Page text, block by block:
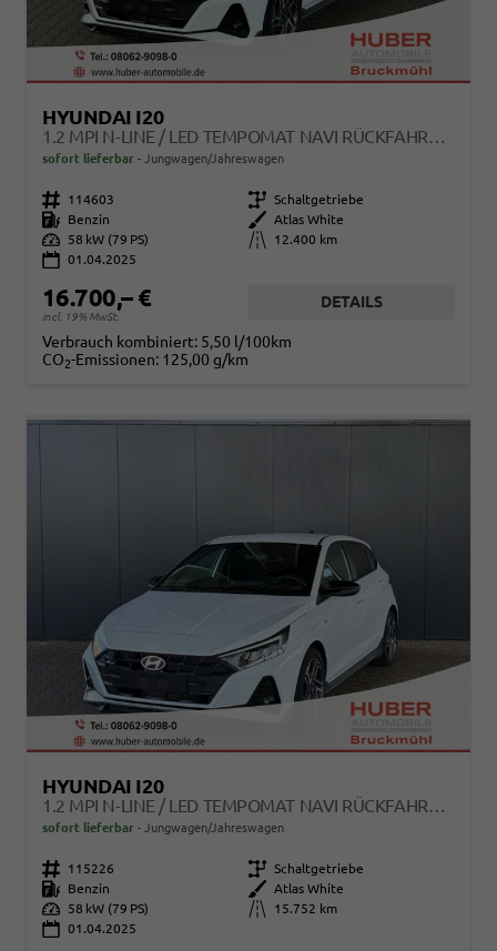
HYUNDAI I20
1.2 MPI N-LINE / LED TEMPOMAT NAVI RÜCKFAHRKAMERA ALU 17"
sofort lieferbar Jungwagen/Jahreswagen
Fahrzeugnr. 114603 Getriebe Schaltgetriebe
Kraftstoff
Benzin Außenfarbe
Atlas White
Leistung
58 kW (79 PS) Kilometerstand
12.400 km
01.04.2025
16.700,– €
incl. 19% MwSt.
DETAILS
Verbrauch kombiniert: 5,50 l/100km
CO2-Emissionen: 125,00 g/km
HYUNDAI I20
1.2 MPI N-LINE / LED TEMPOMAT NAVI RÜCKFAHRKAMERA ALU 17"
sofort lieferbar Jungwagen/Jahreswagen
Fahrzeugnr. 115226 Getriebe Schaltgetriebe
Kraftstoff
Benzin Außenfarbe
Atlas White
Leistung
58 kW (79 PS) Kilometerstand
15.752 km
01.04.2025